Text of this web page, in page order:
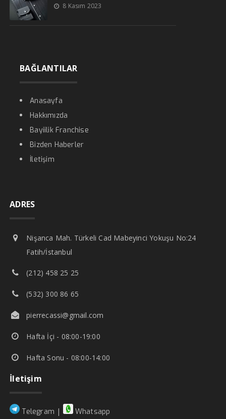
8 Kasım 2023
BAĞLANTILAR
Anasayfa
Hakkımızda
Bayiilik Franchise
Bizden Haberler
İletişim
ADRES
Nişanca Mah. Türkeli Cad Mabeyinci Yokuşu No:24
Fatih/İstanbul
(212) 458 25 25
(532) 300 86 65
pierrecassi@gmail.com
Hafta İçi - 08:00-19:00
Hafta Sonu - 08:00-14:00
İletişim
Telegram | Whatsapp